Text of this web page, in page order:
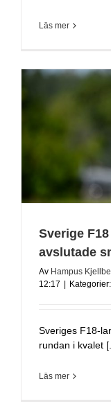
Läs mer
Sverige
avslutade
Av Hampus
12:17
Kategorier:
Sveriges F18-
rundan i kvalet
Läs mer